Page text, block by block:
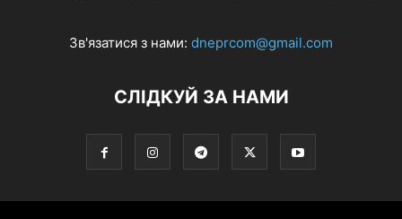
Зв'язатися з нами: dneprcom@gmail.com
СЛІДКУЙ ЗА НАМИ